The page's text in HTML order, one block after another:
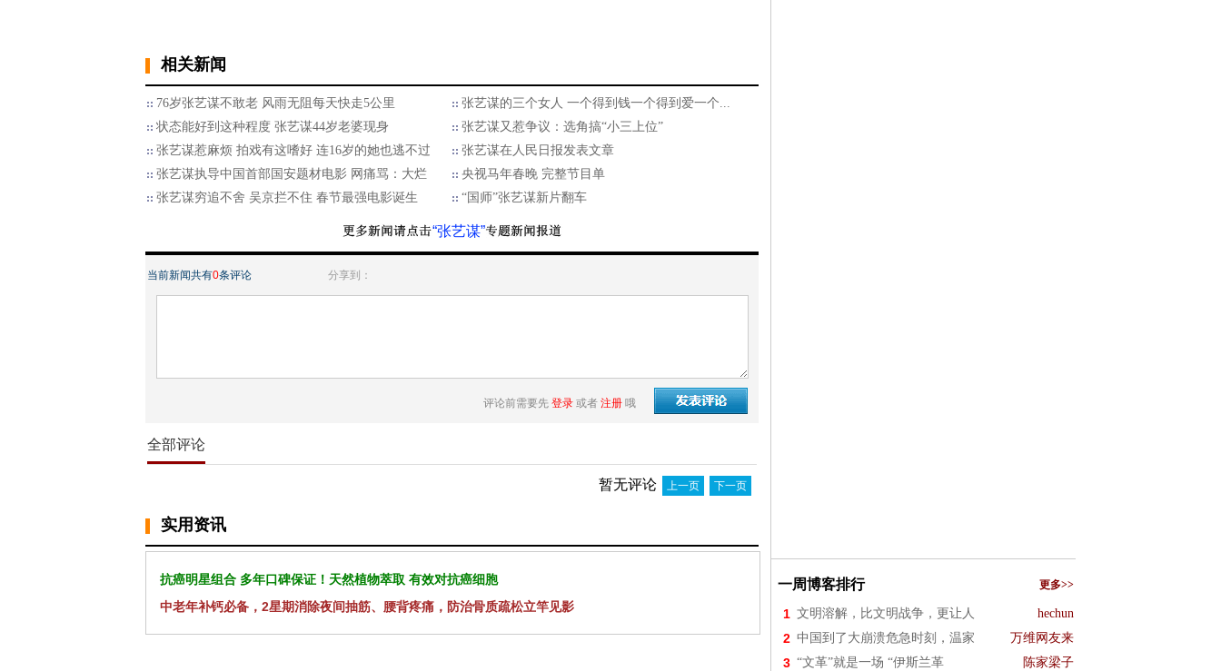
相关新闻
76岁张艺谋不敢老 风雨无阻每天快走5公里
张艺谋的三个女人 一个得到钱一个得到爱一个...
状态能好到这种程度 张艺谋44岁老婆现身
张艺谋又惹争议：选角搞“小三上位”
张艺谋惹麻烦 拍戏有这嗜好 连16岁的她也逃不过
张艺谋在人民日报发表文章
张艺谋执导中国首部国安题材电影 网痛骂：大烂
央视马年春晚 完整节目单
张艺谋穷追不舍 吴京拦不住 春节最强电影诞生
“国师”张艺谋新片翻车
“张艺谋”
当前新闻共有0条评论 分享到：
评论前需要先 登录 或者 注册 哦
全部评论
暂无评论 上一页 下一页
实用资讯
抗癌明星组合 多年口碑保证！天然植物萃取 有效对抗癌细胞
中老年补钙必备，2星期消除夜间抽筋、腰背疼痛，防治骨质疏松立竿见影
一周博客排行 更多>>
1 文明溶解，比文明战争，更让人 hechun
2 中国到了大崩溃危急时刻，温家 万维网友来
3 “文革”就是一场 “伊斯兰革 陈家梁子